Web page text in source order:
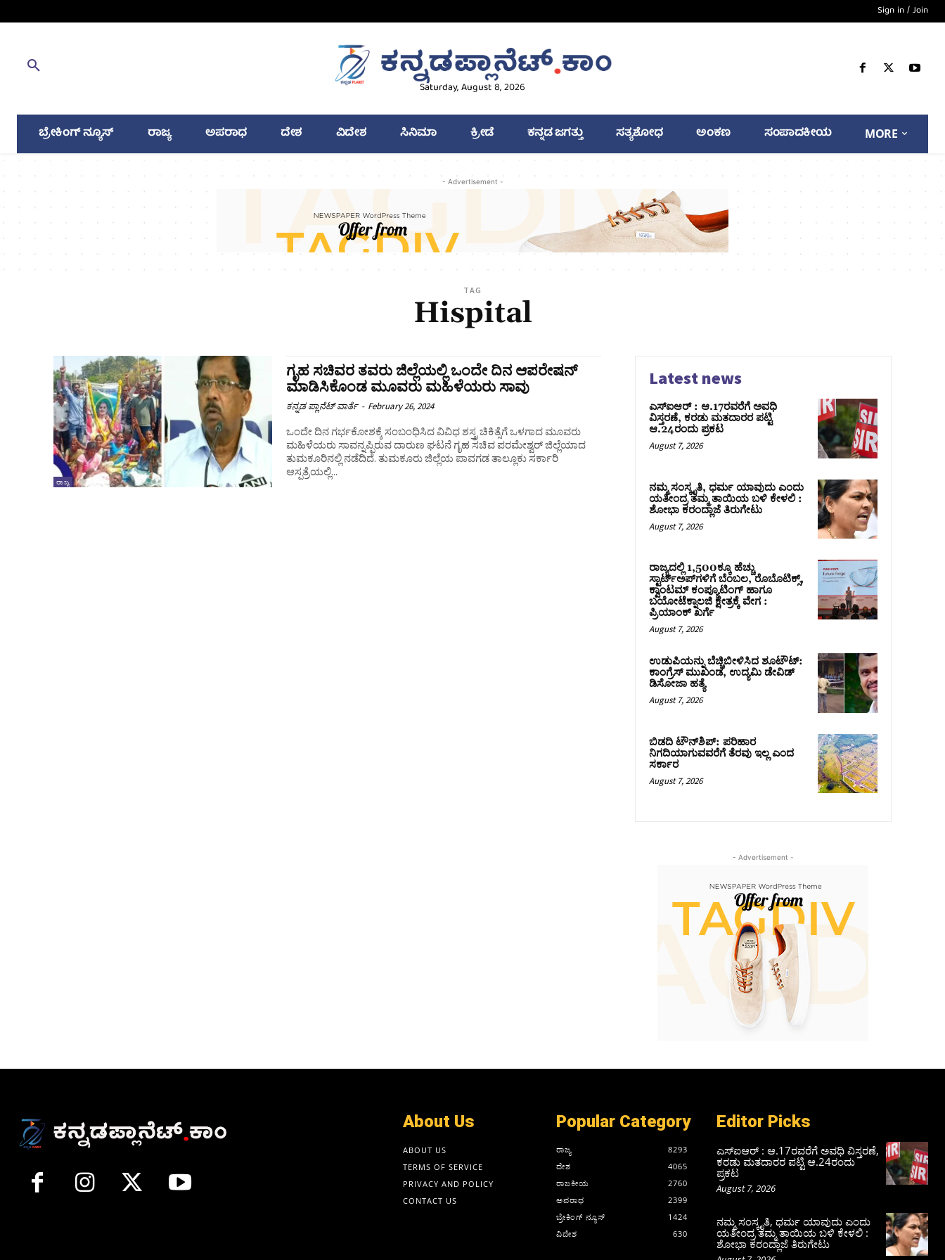
Sign in / Join
Saturday, August 8, 2026
ಬ್ರೇಕಿಂಗ್ ನ್ಯೂಸ್ ರಾಜ್ಯ ಅಪರಾಧ ದೇಶ ವಿದೇಶ ಸಿನಿಮಾ ಕ್ರೀಡೆ ಕನ್ನಡ ಜಗತ್ತು ಸತ್ಯಶೋಧ ಅಂಕಣ ಸಂಪಾದಕೀಯ MORE
- Advertisement -
TAG
Hispital
ರಾಜ್ಯ
ಗೃಹ ಸಚಿವರ ತವರು ಜಿಲ್ಲೆಯಲ್ಲಿ ಒಂದೇ ದಿನ ಆಪರೇಷನ್‌
ಮಾಡಿಸಿಕೊಂಡ ಮೂವರು ಮಹಿಳೆಯರು ಸಾವು
ಕನ್ನಡ ಪ್ಲಾನೆಟ್ ವಾರ್ತೆ - February 26, 2024
ಒಂದೇ ದಿನ ಗರ್ಭಕೋಶಕ್ಕೆ ಸಂಬಂಧಿಸಿದ ವಿವಿಧ ಶಸ್ತ್ರ ಚಿಕಿತ್ಸೆಗೆ ಒಳಗಾದ ಮೂವರು
ಮಹಿಳೆಯರು ಸಾವನ್ನಪ್ಪಿರುವ ದಾರುಣ ಘಟನೆ ಗೃಹ ಸಚಿವ ಪರಮೇಶ್ವರ್ ಜಿಲ್ಲೆಯಾದ
ತುಮಕೂರಿನಲ್ಲಿ ನಡೆದಿದೆ. ತುಮಕೂರು ಜಿಲ್ಲೆಯ ಪಾವಗಡ ತಾಲ್ಲೂಕು ಸರ್ಕಾರಿ
ಆಸ್ಪತ್ರೆಯಲ್ಲಿ...
Latest news
ಎಸ್‌ಐಆರ್‌ : ಆ.17ರವರೆಗೆ ಅವಧಿ
ವಿಸ್ತರಣೆ, ಕರಡು ಮತದಾರರ ಪಟ್ಟಿ
ಆ.24ರಂದು ಪ್ರಕಟ
August 7, 2026
ನಮ್ಮ ಸಂಸ್ಕೃತಿ, ಧರ್ಮ ಯಾವುದು ಎಂದು
ಯತೀಂದ್ರ ತಮ್ಮ ತಾಯಿಯ ಬಳಿ ಕೇಳಲಿ :
ಶೋಭಾ ಕರಂದ್ಲಾಜೆ ತಿರುಗೇಟು
August 7, 2026
ರಾಜ್ಯದಲ್ಲಿ 1,500ಕ್ಕೂ ಹೆಚ್ಚು
ಸ್ಟಾರ್ಟ್‌ಅಪ್‌ಗಳಿಗೆ ಬೆಂಬಲ, ರೊಬೊಟಿಕ್ಸ್,
ಕ್ವಾಂಟಮ್ ಕಂಪ್ಯೂಟಿಂಗ್ ಹಾಗೂ
ಬಯೋಟೆಕ್ನಾಲಜಿ ಕ್ಷೇತ್ರಕ್ಕೆ ವೇಗ :
ಪ್ರಿಯಾಂಕ್‌ ಖರ್ಗೆ
August 7, 2026
ಉಡುಪಿಯನ್ನು ಬೆಚ್ಚಿಬೀಳಿಸಿದ ಶೂಟೌಟ್‌:
ಕಾಂಗ್ರೆಸ್‌ ಮುಖಂಡ, ಉದ್ಯಮಿ ಡೇವಿಡ್
ಡಿಸೋಜಾ ಹತ್ಯೆ
August 7, 2026
ಬಿಡದಿ ಟೌನ್‌ಶಿಪ್‌: ಪರಿಹಾರ
ನಿಗದಿಯಾಗುವವರೆಗೆ ತೆರವು ಇಲ್ಲ ಎಂದ
ಸರ್ಕಾರ
August 7, 2026
- Advertisement -
About Us
ABOUT US
TERMS OF SERVICE
PRIVACY AND POLICY
CONTACT US
Popular Category
ರಾಜ್ಯ
8293
ದೇಶ
4065
ರಾಜಕೀಯ
2760
ಅಪರಾಧ
2399
ಬ್ರೇಕಿಂಗ್ ನ್ಯೂಸ್
1424
ವಿದೇಶ
630
Editor Picks
ಎಸ್‌ಐಆರ್‌ : ಆ.17ರವರೆಗೆ ಅವಧಿ ವಿಸ್ತರಣೆ,
ಕರಡು ಮತದಾರರ ಪಟ್ಟಿ ಆ.24ರಂದು
ಪ್ರಕಟ
August 7, 2026
ನಮ್ಮ ಸಂಸ್ಕೃತಿ, ಧರ್ಮ ಯಾವುದು ಎಂದು
ಯತೀಂದ್ರ ತಮ್ಮ ತಾಯಿಯ ಬಳಿ ಕೇಳಲಿ :
ಶೋಭಾ ಕರಂದ್ಲಾಜೆ ತಿರುಗೇಟು